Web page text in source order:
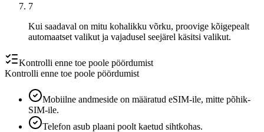
7
Kui saadaval on mitu kohalikku võrku, proovige kõigepealt
automaatset valikut ja vajadusel seejärel käsitsi valikut.
Kontrolli enne toe poole pöördumist
Kontrolli enne toe poole pöördumist
Mobiilne andmeside on määratud eSIM-ile, mitte põhik-
SIM-ile.
Telefon asub plaani poolt kaetud sihtkohas.